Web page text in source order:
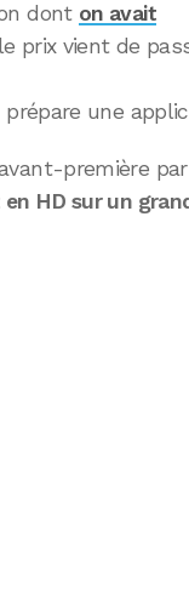
dont on avait
prix vient de
prépare une
première
HD sur un